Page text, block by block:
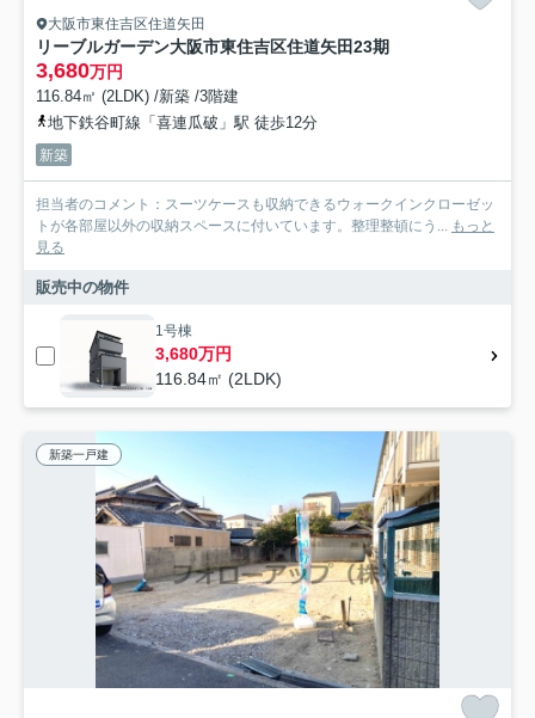
大阪市東住吉区住道矢田
リーブルガーデン大阪市東住吉区住道矢田23期
3,680万円
116.84㎡ (2LDK) /新築 /3階建
地下鉄谷町線「喜連瓜破」駅 徒歩12分
新築
担当者のコメント：スーツケースも収納できるウォークインクローゼッ
トが各部屋以外の収納スペースに付いています。整理整頓にう... もっと
見る
販売中の物件
1号棟
3,680万円
116.84㎡ (2LDK)
新築一戸建